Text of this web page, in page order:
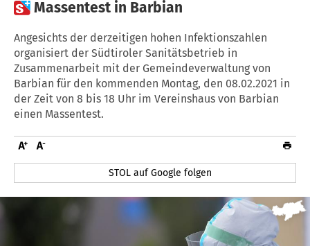
Massentest in Barbian
Angesichts der derzeitigen hohen Infektionszahlen
organisiert der Südtiroler Sanitätsbetrieb in
Zusammenarbeit mit der Gemeindeverwaltung von
Barbian für den kommenden Montag, den 08.02.2021 in
der Zeit von 8 bis 18 Uhr im Vereinshaus von Barbian
einen Massentest.
STOL auf Google folgen